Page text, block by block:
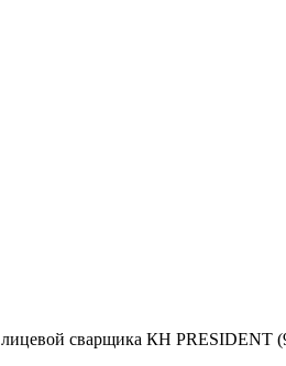
сварщика КН PRESIDENT